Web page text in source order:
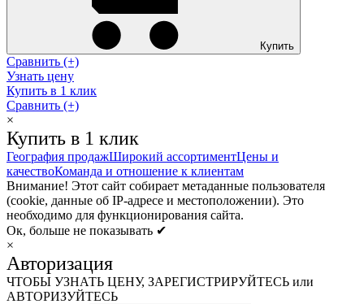
Купить
Сравнить (+)
Узнать цену
Купить в 1 клик
Сравнить (+)
×
Купить в 1 клик
География продажШирокий ассортиментЦены и
качествоКоманда и отношение к клиентам
Внимание! Этот сайт собирает метаданные пользователя
(cookie, данные об IP-адресе и местоположении). Это
необходимо для функционирования сайта.
Ок, больше не показывать ✔
×
Авторизация
ЧТОБЫ УЗНАТЬ ЦЕНУ, ЗАРЕГИСТРИРУЙТЕСЬ или
АВТОРИЗУЙТЕСЬ